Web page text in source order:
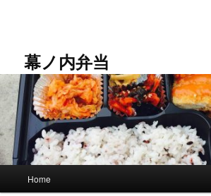
テ
ン
へ
移
動
幕ノ内弁当
Home